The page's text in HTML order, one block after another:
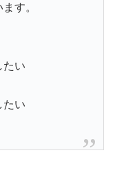
す。
たい
たい